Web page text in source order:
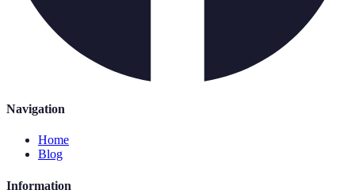
Navigation
Home
Blog
Information